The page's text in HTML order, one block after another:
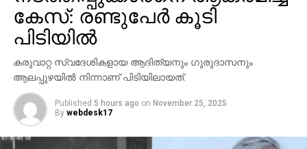
വനമേഖലയോട് ചേർന്ന് താമസിക്കുന്നവരും
വിനോദ സഞ്ചാരികളും പ്രത്യേകം ജാഗ്രത
പാലിക്കണം. കാട്ടുതീ ഉണ്ടാകാനുള്ള
സാഹചര്യങ്ങൾ ഒഴിവാക്കണം. വനം വകുപ്പിന്റെ
നിർദേശങ്ങൾ കർശനമായി പാലിക്കണം.
വിദ്യാഭ്യാസ സ്ഥാപനങ്ങളിൽ
വിദ്യാർത്ഥികൾക്ക് ശുദ്ധമായ കുടിവെള്ളം
ഉറപ്പാക്കേണ്ടതും, ക്ലാസ് മുറികളിൽ വായു
കേസ്: രണ്ടുപേര്‍ കൂടി
പിടിയില്‍
കരുവാറ്റ സ്വദേശികളായ ആദിത്യനും ഗുരുദാസനും
ആലപ്പുഴയില്‍ നിന്നാണ് പിടിയിലായത്.
Published 5 hours ago on November 25, 2025
By webdesk17